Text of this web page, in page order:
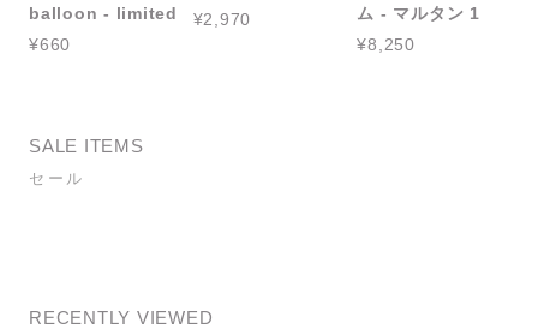
balloon - limited
¥660
¥2,970
ム - マルタン 1
¥8,250
SALE ITEMS
セール
RECENTLY VIEWED